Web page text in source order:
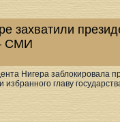
захватили
СМИ
Нигера заблокировала
избранного главу